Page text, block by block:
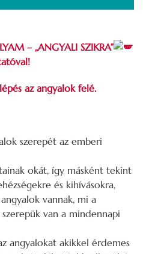
– „ANGYALI SZIKRA”
az angyalok felé.
szerepét az emberi
okát, így másként tekint
és kihívásokra,
vannak, mi a
van a mindennapi
angyalokat akikkel érdemes